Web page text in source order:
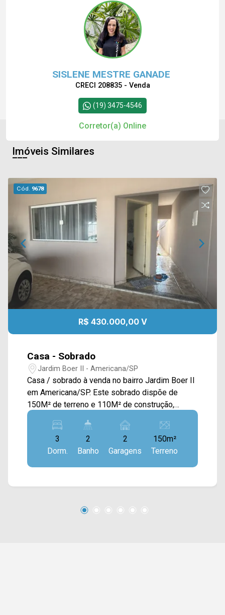
SISLENE MESTRE GANADE
CRECI 208835 - Venda
(19) 3475-4546
Corretor(a) Online
Imóveis Similares
Cód. 9678
R$ 430.000,00 V
Casa - Sobrado
Jardim Boer II - Americana/SP
Casa / sobrado à venda no bairro Jardim Boer II
em Americana/SP. Este sobrado dispõe de
150M² de terreno e 110M² de construção,
oferecendo ampla sala de estar, sala de jantar
integrada com a cozinha com armários, quintal,
depósito e área de serviço externo. > 03
quartos, sendo 01 suíte com sacada; > 02
banheiros, sendo 01 social; > 02 vagas de
entrada na documentação. *Aceita permuta.
Unitika, Rod. Anhanguera e fácil acesso a Rod.
3
Dorm.
2
Banho
2
Garagens
150m²
Terreno